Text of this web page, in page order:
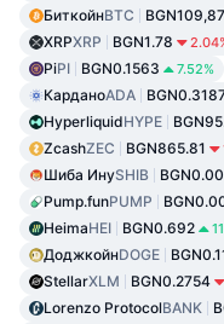
БиткойнBTC
XRPXRP BGN1.78
PiPI BGN0.1563 7.52%
КарданоADA
HyperliquidHYPE
ZcashZEC BGN865.81
Шиба ИнуSHIB
Pump.funPUMP
HeimaHEI BGN0.692
ДоджкойнDOGE
StellarXLM BGN0.2754
Lorenzo ProtocolBANK